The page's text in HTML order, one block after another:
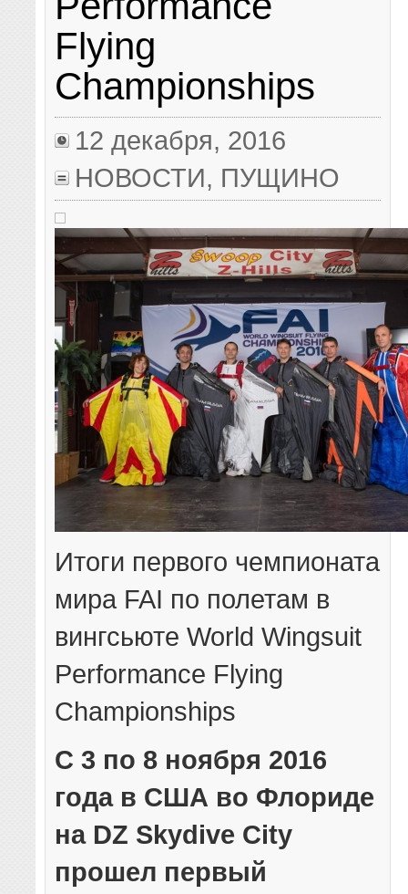
Flying
Championships
12 декабря, 2016
НОВОСТИ, ПУЩИНО
Итоги первого чемпионата
мира FAI по полетам в
вингсьюте World Wingsuit
Performance Flying
Championships
С 3 по 8 ноября 2016
года в США во Флориде
на DZ Skydive City
прошел первый